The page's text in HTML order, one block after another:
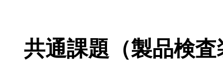
共通課題（製品検査